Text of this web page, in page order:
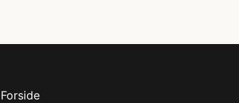
Forside